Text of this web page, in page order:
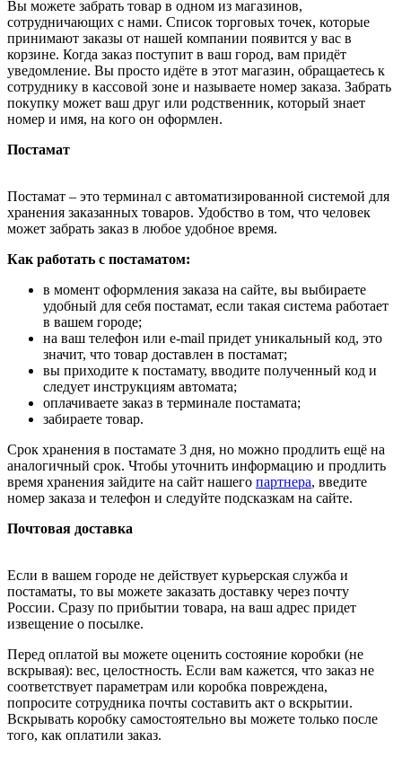
Вы можете забрать товар в одном из магазинов,
сотрудничающих с нами. Список торговых точек, которые
принимают заказы от нашей компании появится у вас в
корзине. Когда заказ поступит в ваш город, вам придёт
уведомление. Вы просто идёте в этот магазин, обращаетесь к
сотруднику в кассовой зоне и называете номер заказа. Забрать
покупку может ваш друг или родственник, который знает
номер и имя, на кого он оформлен.
Постамат
Постамат – это терминал с автоматизированной системой для
хранения заказанных товаров. Удобство в том, что человек
может забрать заказ в любое удобное время.
Как работать с постаматом:
в момент оформления заказа на сайте, вы выбираете
удобный для себя постамат, если такая система работает
в вашем городе;
на ваш телефон или e-mail придет уникальный код, это
значит, что товар доставлен в постамат;
вы приходите к постамату, вводите полученный код и
следует инструкциям автомата;
оплачиваете заказ в терминале постамата;
забираете товар.
Срок хранения в постамате 3 дня, но можно продлить ещё на
аналогичный срок. Чтобы уточнить информацию и продлить
время хранения зайдите на сайт нашего партнера, введите
номер заказа и телефон и следуйте подсказкам на сайте.
Почтовая доставка
Если в вашем городе не действует курьерская служба и
постаматы, то вы можете заказать доставку через почту
России. Сразу по прибытии товара, на ваш адрес придет
извещение о посылке.
Перед оплатой вы можете оценить состояние коробки (не
вскрывая): вес, целостность. Если вам кажется, что заказ не
соответствует параметрам или коробка повреждена,
попросите сотрудника почты составить акт о вскрытии.
Вскрывать коробку самостоятельно вы можете только после
того, как оплатили заказ.